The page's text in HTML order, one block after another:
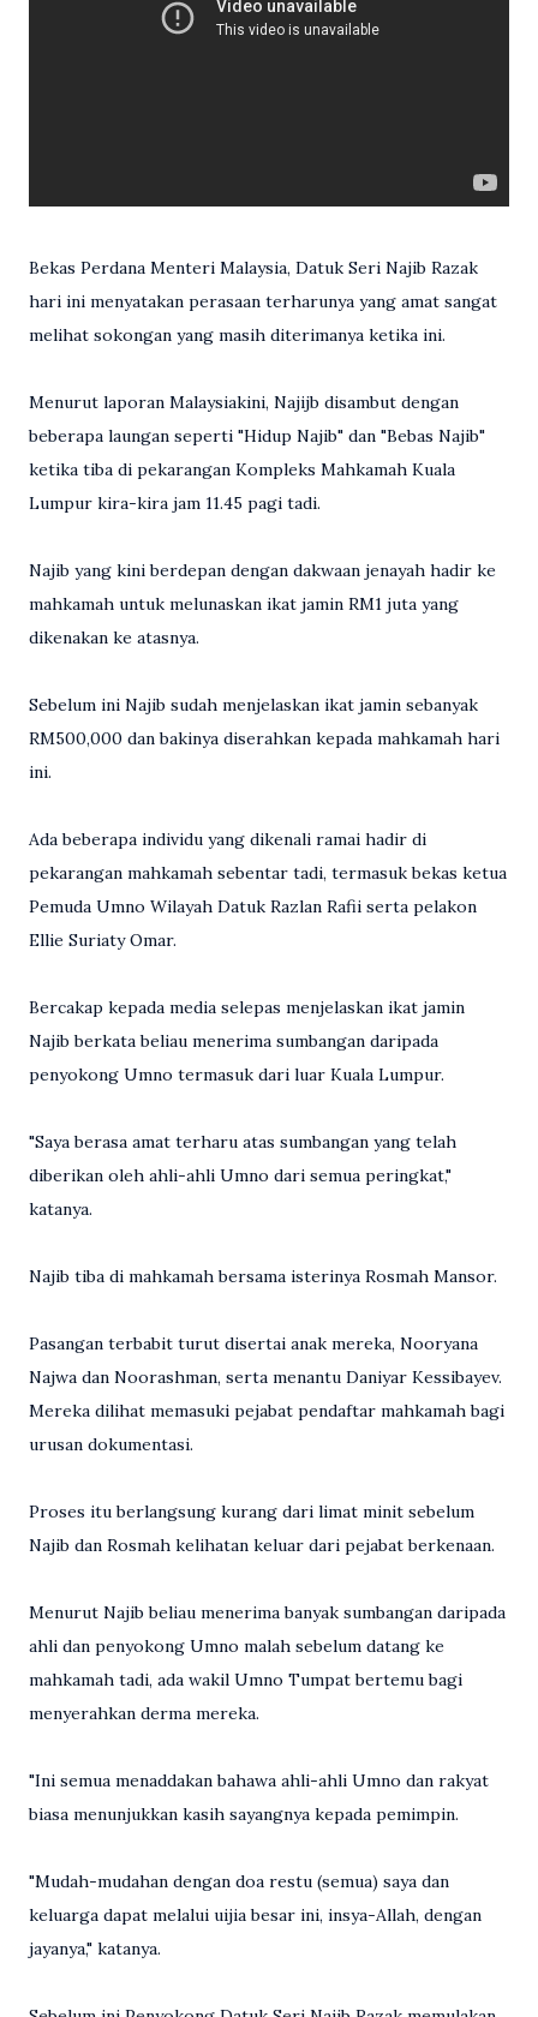
Bekas Perdana Menteri Malaysia, Datuk Seri Najib Razak
hari ini menyatakan perasaan terharunya yang amat sangat
melihat sokongan yang masih diterimanya ketika ini.
Menurut laporan Malaysiakini, Najijb disambut dengan
beberapa laungan seperti "Hidup Najib" dan "Bebas Najib"
ketika tiba di pekarangan Kompleks Mahkamah Kuala
Lumpur kira-kira jam 11.45 pagi tadi.
Najib yang kini berdepan dengan dakwaan jenayah hadir ke
mahkamah untuk melunaskan ikat jamin RM1 juta yang
dikenakan ke atasnya.
Sebelum ini Najib sudah menjelaskan ikat jamin sebanyak
RM500,000 dan bakinya diserahkan kepada mahkamah hari
ini.
Ada beberapa individu yang dikenali ramai hadir di
pekarangan mahkamah sebentar tadi, termasuk bekas ketua
Pemuda Umno Wilayah Datuk Razlan Rafii serta pelakon
Ellie Suriaty Omar.
Bercakap kepada media selepas menjelaskan ikat jamin
Najib berkata beliau menerima sumbangan daripada
penyokong Umno termasuk dari luar Kuala Lumpur.
"Saya berasa amat terharu atas sumbangan yang telah
diberikan oleh ahli-ahli Umno dari semua peringkat,"
katanya.
Najib tiba di mahkamah bersama isterinya Rosmah Mansor.
Pasangan terbabit turut disertai anak mereka, Nooryana
Najwa dan Noorashman, serta menantu Daniyar Kessibayev.
Mereka dilihat memasuki pejabat pendaftar mahkamah bagi
urusan dokumentasi.
Proses itu berlangsung kurang dari limat minit sebelum
Najib dan Rosmah kelihatan keluar dari pejabat berkenaan.
Menurut Najib beliau menerima banyak sumbangan daripada
ahli dan penyokong Umno malah sebelum datang ke
mahkamah tadi, ada wakil Umno Tumpat bertemu bagi
menyerahkan derma mereka.
"Ini semua menaddakan bahawa ahli-ahli Umno dan rakyat
biasa menunjukkan kasih sayangnya kepada pemimpin.
"Mudah-mudahan dengan doa restu (semua) saya dan
keluarga dapat melalui uijia besar ini, insya-Allah, dengan
jayanya," katanya.